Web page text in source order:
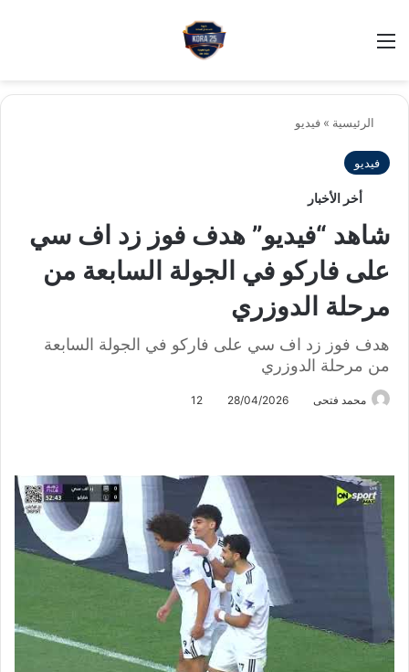
الرئيسية » فيديو
فيديو
أخر الأخبار
شاهد “فيديو” هدف فوز زد اف سي
على فاركو في الجولة السابعة من
مرحلة الدوزري
هدف فوز زد اف سي على فاركو في الجولة السابعة
من مرحلة الدوزري
محمد فتحى 28/04/2026
12